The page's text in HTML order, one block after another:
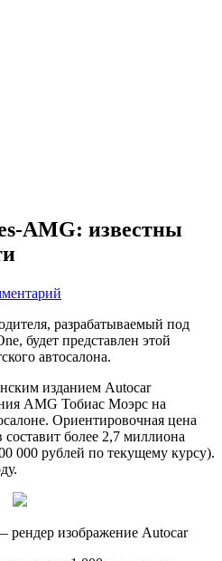
AMG: известны
разрабатываемый под
будет представлен этой
автосалона.
изданием Autocar
AMG Тобиас Моэрс на
Ориентировочная цена
более 2,7 миллиона
000 рублей по текущему курсу).
рендер изображение Autocar